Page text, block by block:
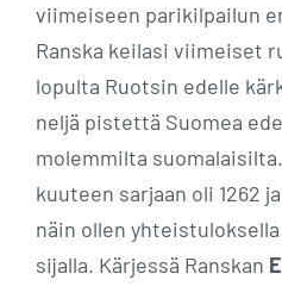
viimeiseen parikilpailun
Ranska keilasi viimeiset
lopulta Ruotsin edelle
neljä pistettä Suomea
molemmilta
kuuteen sarjaan oli 1262
näin ollen
sijalla. Kärjessä Ranskan